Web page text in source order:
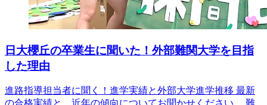
日大櫻丘の卒業生に聞いた！外部難関大学を目指
した理由
進路指導担当者に聞く！進学実績と外部大学進学推移 最新